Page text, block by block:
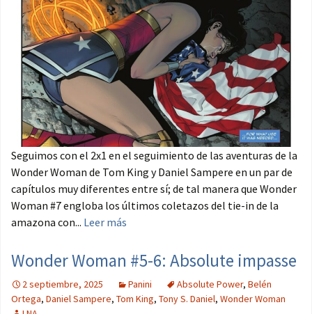
Seguimos con el 2x1 en el seguimiento de las aventuras de la
Wonder Woman de Tom King y Daniel Sampere en un par de
capítulos muy diferentes entre sí; de tal manera que Wonder
Woman #7 engloba los últimos coletazos del tie-in de la
amazona con... Leer más
Wonder Woman #5-6: Absolute impasse
2 septiembre, 2025 Panini Absolute Power, Belén
Ortega, Daniel Sampere, Tom King, Tony S. Daniel, Wonder Woman